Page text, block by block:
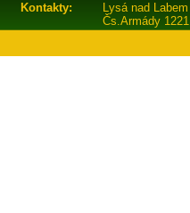
Kontakty: Lysá nad Labem
Čs.Armády 1221